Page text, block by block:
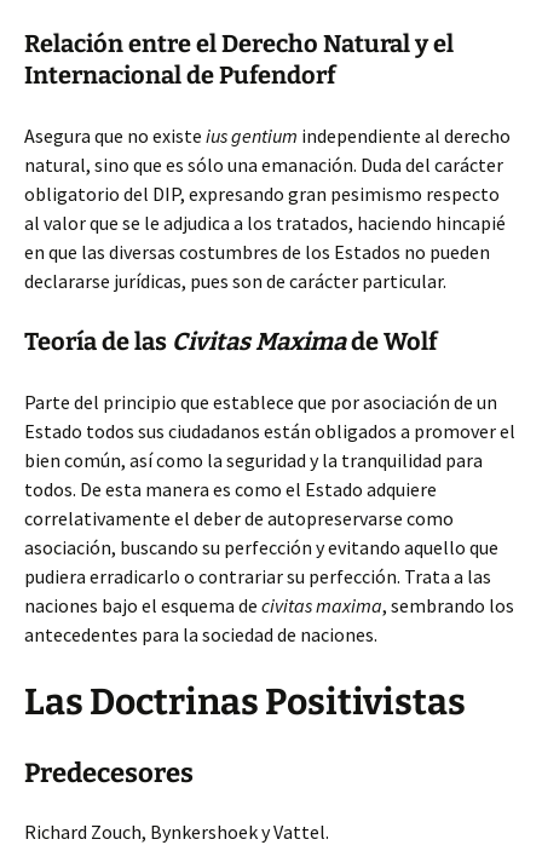
Relación entre el Derecho Natural y el
Internacional de Pufendorf
Asegura que no existe ius gentium independiente al derecho
natural, sino que es sólo una emanación. Duda del carácter
obligatorio del DIP, expresando gran pesimismo respecto
al valor que se le adjudica a los tratados, haciendo hincapié
en que las diversas costumbres de los Estados no pueden
declararse jurídicas, pues son de carácter particular.
Teoría de las Civitas Maximade Wolf
Parte del principio que establece que por asociación de un
Estado todos sus ciudadanos están obligados a promover el
bien común, así como la seguridad y la tranquilidad para
todos. De esta manera es como el Estado adquiere
correlativamente el deber de autopreservarse como
asociación, buscando su perfección y evitando aquello que
pudiera erradicarlo o contrariar su perfección. Trata a las
naciones bajo el esquema de civitas maxima, sembrando los
antecedentes para la sociedad de naciones.
Las Doctrinas Positivistas
Predecesores
Richard Zouch, Bynkershoek y Vattel.